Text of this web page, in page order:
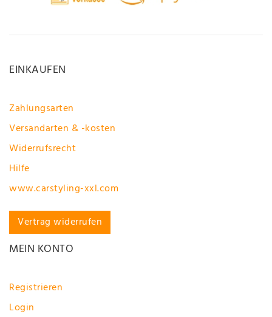
EINKAUFEN
Zahlungsarten
Versandarten & -kosten
Widerrufsrecht
Hilfe
www.carstyling-xxl.com
Vertrag widerrufen
MEIN KONTO
Registrieren
Login